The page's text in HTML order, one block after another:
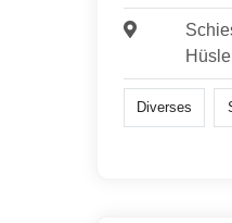
Diverses